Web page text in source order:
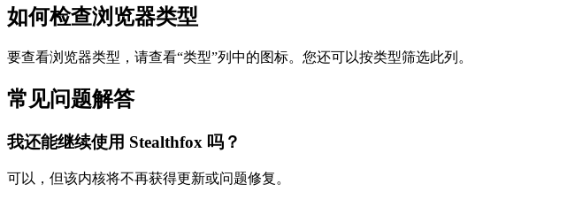
如何检查浏览器类型
要查看浏览器类型，请查看“类型”列中的图标。您还可以按类型筛选此列。
常见问题解答
我还能继续使用 Stealthfox 吗？
可以，但该内核将不再获得更新或问题修复。